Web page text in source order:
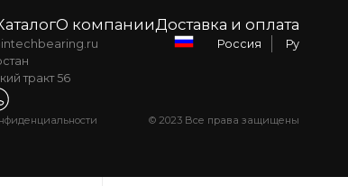
О компанииДоставка и оплата
тракт 56
Россия Ру
© 2023 Все права защищены